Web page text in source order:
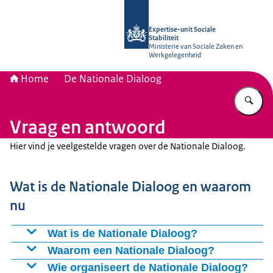
Expertise-unit Sociale
Stabiliteit
Ministerie van Sociale Zaken en
Werkgelegenheid
Home De Nationale Dialoog
Vraag en antwoord
Hier vind je veelgestelde vragen over de Nationale Dialoog.
Wat is de Nationale Dialoog en waarom
nu
Wat is de Nationale Dialoog?
De Nationale Dialoog is een reeks gesprekken tussen
burgers en vertegenwoordigers van gemeenschappen
Waarom een Nationale Dialoog?
Omdat de samenleving te maken heeft met
Wie organiseert de Nationale Dialoog?